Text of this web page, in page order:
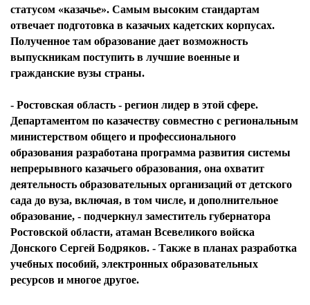
статусом «казачье». Самым высоким стандартам
отвечает подготовка в казачьих кадетских корпусах.
Полученное там образование дает возможность
выпускникам поступить в лучшие военные и
гражданские вузы страны.
- Ростовская область - регион лидер в этой сфере.
Департаментом по казачеству совместно с региональным
министерством общего и профессионального
образования разработана программа развития системы
непрерывного казачьего образования, она охватит
деятельность образовательных организаций от детского
сада до вуза, включая, в том числе, и дополнительное
образование, - подчеркнул заместитель губернатора
Ростовской области, атаман Всевеликого войска
Донского Сергей Бодряков. - Также в планах разработка
учебных пособий, электронных образовательных
ресурсов и многое другое.